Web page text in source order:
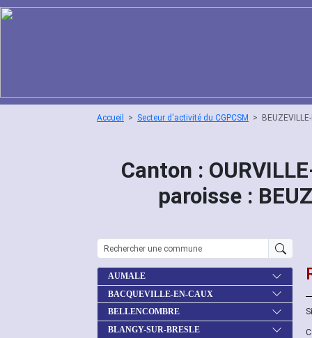
Accueil Secteur d'activité du CGPCSM
Canton :
paroisse :
AUMALE
BACQUEVILLE-EN-CAUX
BELLENCOMBRE
BLANGY-SUR-BRESLE